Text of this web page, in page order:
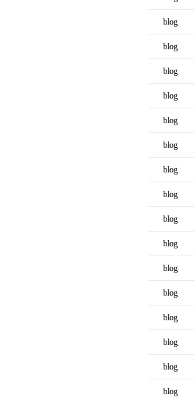
blog
blog
blog
blog
blog
blog
blog
blog
blog
blog
blog
blog
blog
blog
blog
blog